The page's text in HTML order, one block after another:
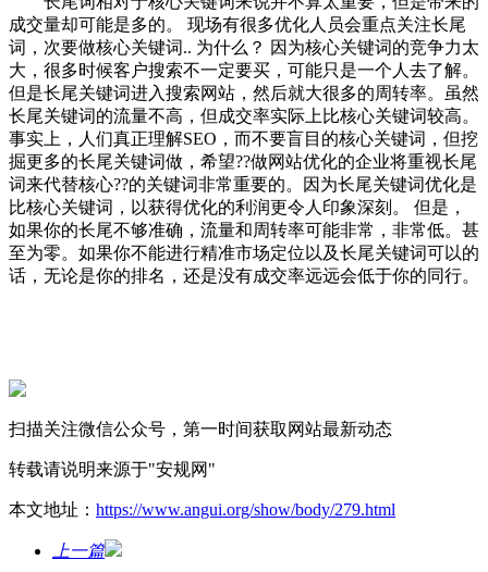
成交量却可能是多的。 现场有很多优化人员会重点关注长尾
词，次要做核心关键词.. 为什么？ 因为核心关键词的竞争力太
大，很多时候客户搜索不一定要买，可能只是一个人去了解。
但是长尾关键词进入搜索网站，然后就大很多的周转率。虽然
长尾关键词的流量不高，但成交率实际上比核心关键词较高。
事实上，人们真正理解SEO，而不要盲目的核心关键词，但挖
掘更多的长尾关键词做，希望??做网站优化的企业将重视长尾
词来代替核心??的关键词非常重要的。因为长尾关键词优化是
比核心关键词，以获得优化的利润更令人印象深刻。 但是，
如果你的长尾不够准确，流量和周转率可能非常，非常低。甚
至为零。如果你不能进行精准市场定位以及长尾关键词可以的
话，无论是你的排名，还是没有成交率远远会低于你的同行。
扫描关注微信公众号，第一时间获取网站最新动态
转载请说明来源于"安规网"
本文地址： https://www.angui.org/show/body/279.html
上一篇